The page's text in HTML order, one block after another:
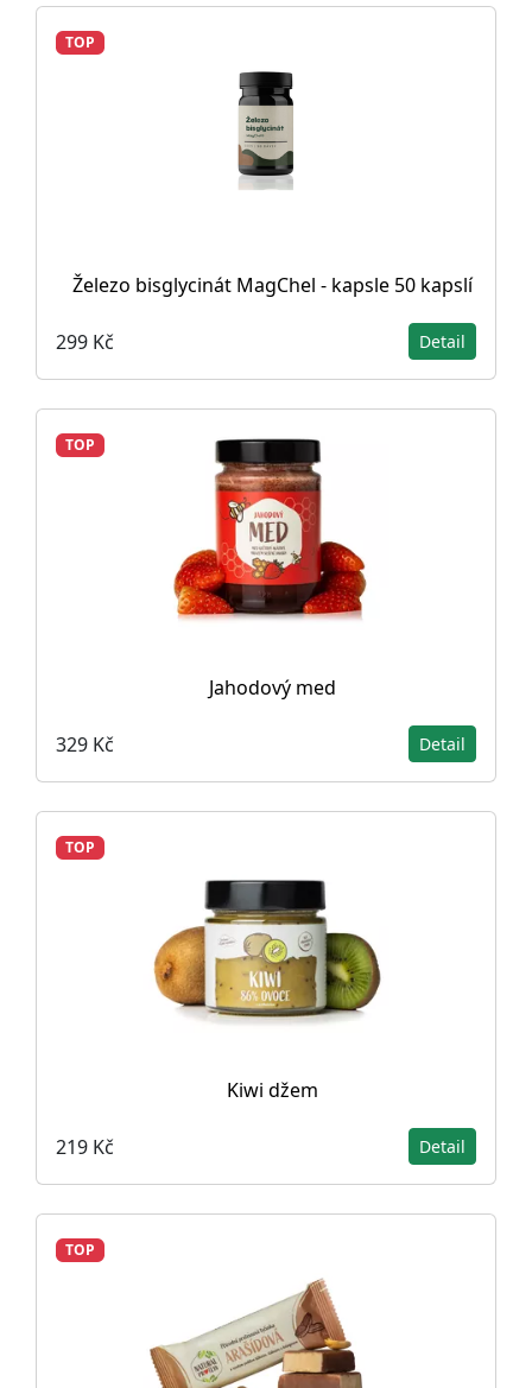
TOP
Železo bisglycinát MagChel - kapsle 50 kapslí
299 Kč Detail
TOP
Jahodový med
329 Kč Detail
TOP
Kiwi džem
219 Kč Detail
TOP